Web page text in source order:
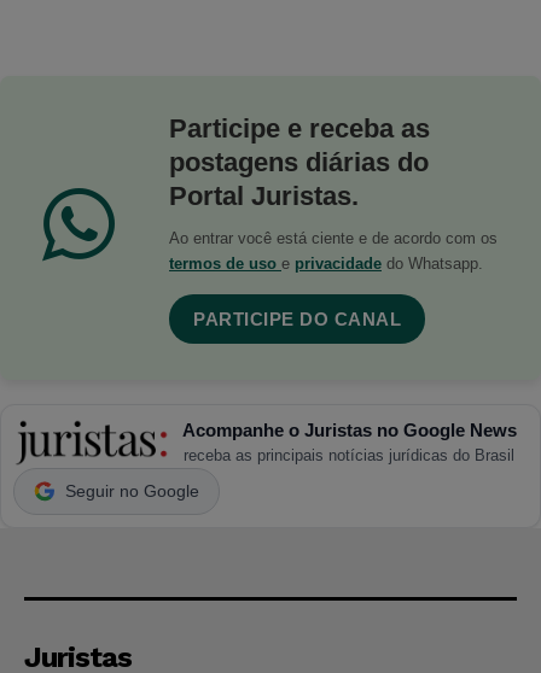
Participe e receba as
postagens diárias do
Portal Juristas.
Ao entrar você está ciente e de acordo com os
termos de uso e privacidade do Whatsapp.
PARTICIPE DO CANAL
Acompanhe o Juristas no Google News
receba as principais notícias jurídicas do Brasil
Seguir no Google
Juristas